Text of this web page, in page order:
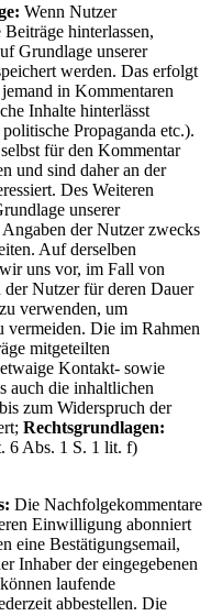
Wenn Nutzer
hinterlassen,
Grundlage unserer
werden. Das erfolgt
in Kommentaren
Inhalte hinterlässt
Propaganda etc.).
für den Kommentar
und sind daher an der
Des Weiteren
unserer
der Nutzer zwecks
Auf derselben
uns vor, im Fall von
Nutzer für deren Dauer
verwenden, um
vermeiden. Die im Rahmen
mitgeteilten
Kontakt- sowie
auch die inhaltlichen
zum Widerspruch der
Rechtsgrundlagen:
6 Abs. 1 S. 1 lit. f)
Die Nachfolgekommentare
Einwilligung abonniert
eine Bestätigungsemail,
Inhaber der eingegebenen
laufende
abbestellen. Die